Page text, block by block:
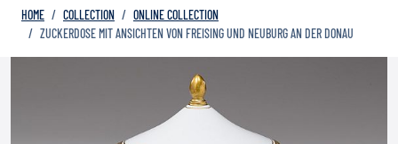
HOME COLLECTION
ONLINE COLLECTION
ZUCKERDOSE MIT ANSICHTEN VON FREISING UND NEUBURG AN DER DONAU